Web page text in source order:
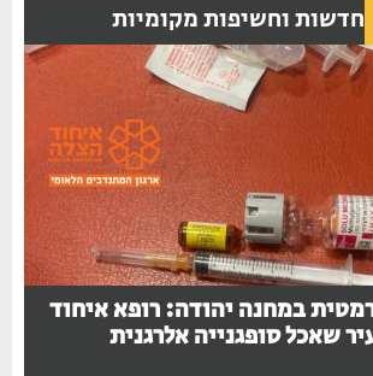
וחשיפות מקומיות
במחנה יהודה: רופא איחוד
סופגנייה אלרגנית